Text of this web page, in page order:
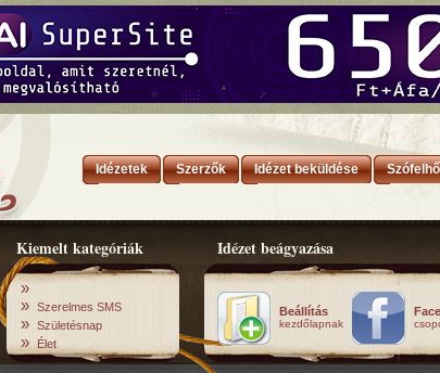
Idézetek Szerzők Idézet beküldése Szófelhő
Kiemelt kategóriák
»
» Szerelmes SMS
» Születésnap
» Élet
Idézet beágyazása
Beállítás
kezdőlapnak